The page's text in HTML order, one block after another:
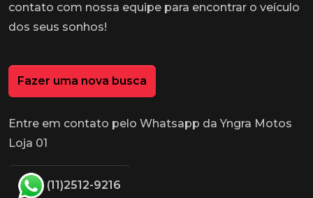
contato com nossa equipe para encontrar o veículo
dos seus sonhos!
Fazer uma nova busca
Entre em contato pelo Whatsapp da Yngra Motos
Loja 01
(11)2512-9216